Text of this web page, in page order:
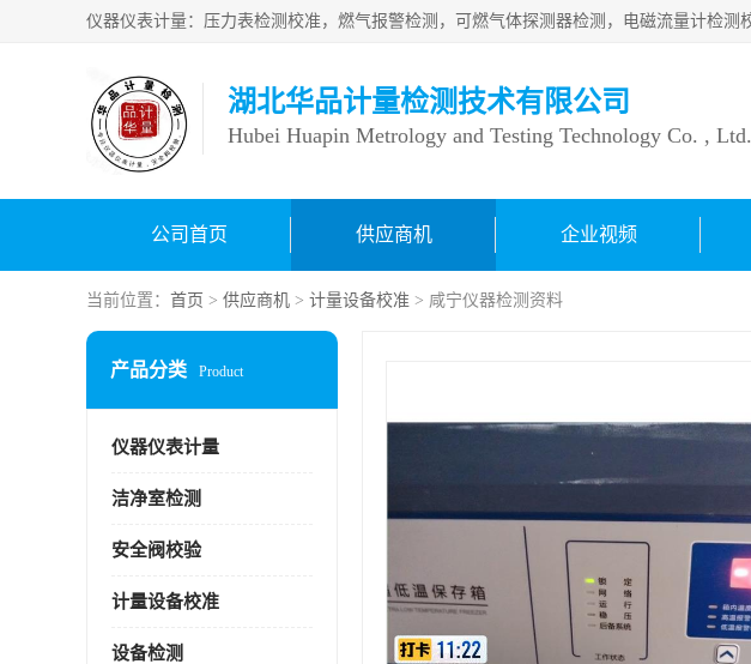
湖北华品计量检测技术有限公司
Hubei Huapin Metrology and Testing Technology Co. , Ltd.
公司首页 供应商机 企业视频
当前位置： 首页 > 供应商机 > 计量设备校准 > 咸宁仪器检测资料
产品分类 Product
仪器仪表计量
洁净室检测
安全阀校验
计量设备校准
设备检测